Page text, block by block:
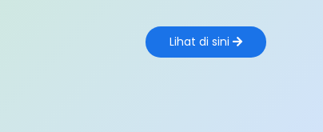
Lihat di sini